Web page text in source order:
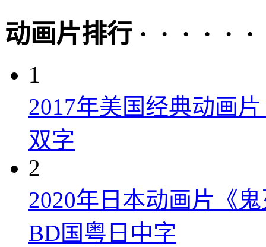
动画片排行 · · · · · ·
1
2017年美国经典动画
双字
2
2020年日本动画片《
BD国粤日中字